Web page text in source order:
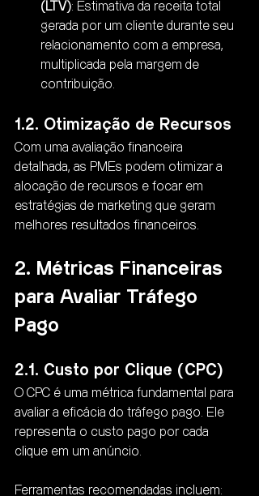
(LTV): Estimativa da receita total
gerada por um cliente durante seu
relacionamento com a empresa,
multiplicada pela margem de
contribuição.
1.2. Otimização de Recursos
Com uma avaliação financeira
detalhada, as PMEs podem otimizar a
alocação de recursos e focar em
estratégias de marketing que geram
melhores resultados financeiros.
2. Métricas Financeiras
para Avaliar Tráfego
Pago
2.1. Custo por Clique (CPC)
O CPC é uma métrica fundamental para
avaliar a eficácia do tráfego pago. Ele
representa o custo pago por cada
clique em um anúncio.
Ferramentas recomendadas incluem: